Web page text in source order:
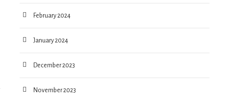
February 2024
January 2024
December 2023
November 2023